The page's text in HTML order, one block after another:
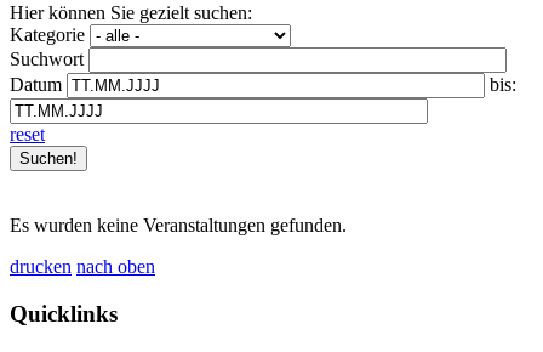
Hier können Sie gezielt suchen:
Kategorie
Suchwort
Datum
bis:
reset
Es wurden keine Veranstaltungen gefunden.
drucken nach oben
Quicklinks